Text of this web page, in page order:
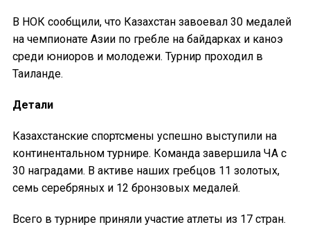
В НОК сообщили, что Казахстан завоевал 30 медалей
на чемпионате Азии по гребле на байдарках и каноэ
среди юниоров и молодежи. Турнир проходил в
Таиланде.
Детали
Казахстанские спортсмены успешно выступили на
континентальном турнире. Команда завершила ЧА с
30 наградами. В активе наших гребцов 11 золотых,
семь серебряных и 12 бронзовых медалей.
Всего в турнире приняли участие атлеты из 17 стран.